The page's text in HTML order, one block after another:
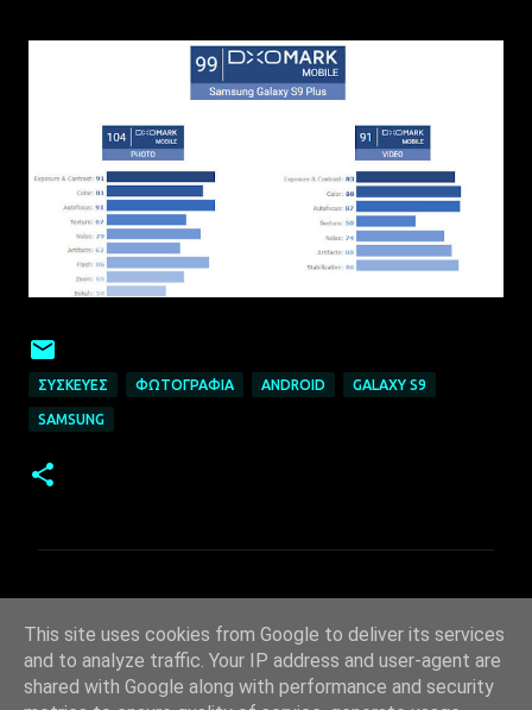
ΣΥΣΚΕΥΈΣ ΦΩΤΟΓΡΑΦΊΑ ANDROID GALAXY S9
SAMSUNG
ό
λ
This site uses cookies from Google to deliver its services
and to analyze traffic. Your IP address and user-agent are
shared with Google along with performance and security